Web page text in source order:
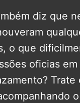
diz que
o que
oficias
Trate
o